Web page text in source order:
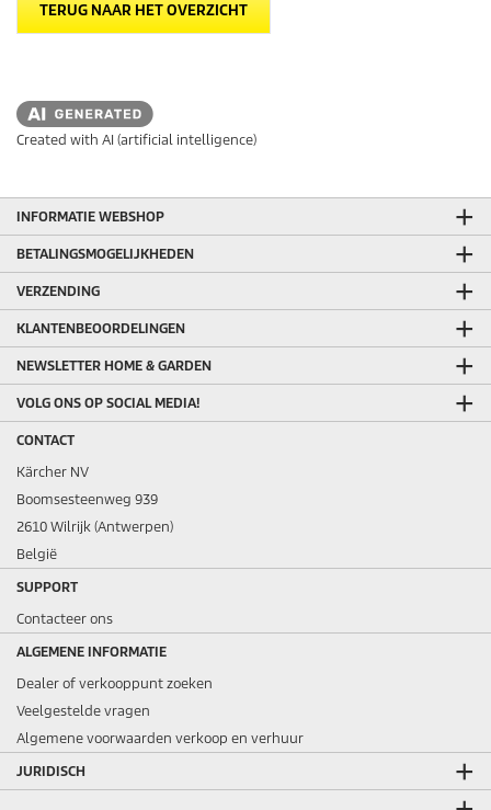
TERUG NAAR HET OVERZICHT
Created with AI (artificial intelligence)
INFORMATIE WEBSHOP
BETALINGSMOGELIJKHEDEN
VERZENDING
KLANTENBEOORDELINGEN
NEWSLETTER HOME & GARDEN
VOLG ONS OP SOCIAL MEDIA!
CONTACT
Kärcher NV
Boomsesteenweg 939
2610 Wilrijk (Antwerpen)
België
SUPPORT
Contacteer ons
ALGEMENE INFORMATIE
Dealer of verkooppunt zoeken
Veelgestelde vragen
Algemene voorwaarden verkoop en verhuur
JURIDISCH